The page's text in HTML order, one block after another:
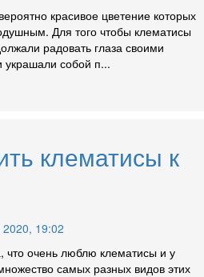
красивое цветение которых
Для того чтобы клематисы
радовать глаза своими
украшали собой п...
клематисы к
19:02
что очень люблю клематисы и у
самых разных видов этих